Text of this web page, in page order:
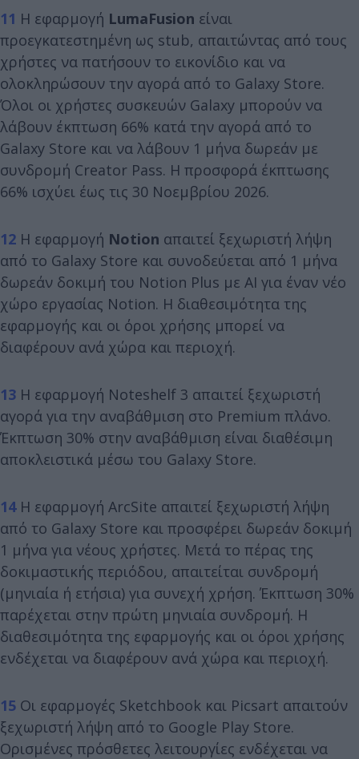
11 Η εφαρμογή LumaFusion είναι
προεγκατεστημένη ως stub, απαιτώντας από τους
χρήστες να πατήσουν το εικονίδιο και να
ολοκληρώσουν την αγορά από το Galaxy Store.
Όλοι οι χρήστες συσκευών Galaxy μπορούν να
λάβουν έκπτωση 66% κατά την αγορά από το
Galaxy Store και να λάβουν 1 μήνα δωρεάν με
συνδρομή Creator Pass. Η προσφορά έκπτωσης
66% ισχύει έως τις 30 Νοεμβρίου 2026.
12 Η εφαρμογή Notion απαιτεί ξεχωριστή λήψη
από το Galaxy Store και συνοδεύεται από 1 μήνα
δωρεάν δοκιμή του Notion Plus με AI για έναν νέο
χώρο εργασίας Notion. Η διαθεσιμότητα της
εφαρμογής και οι όροι χρήσης μπορεί να
διαφέρουν ανά χώρα και περιοχή.
13 Η εφαρμογή Noteshelf 3 απαιτεί ξεχωριστή
αγορά για την αναβάθμιση στο Premium πλάνο.
Έκπτωση 30% στην αναβάθμιση είναι διαθέσιμη
αποκλειστικά μέσω του Galaxy Store.
14Η εφαρμογή ArcSite απαιτεί ξεχωριστή λήψη
από το Galaxy Store και προσφέρει δωρεάν δοκιμή
1 μήνα για νέους χρήστες. Μετά το πέρας της
δοκιμαστικής περιόδου, απαιτείται συνδρομή
(μηνιαία ή ετήσια) για συνεχή χρήση. Έκπτωση 30%
παρέχεται στην πρώτη μηνιαία συνδρομή. Η
διαθεσιμότητα της εφαρμογής και οι όροι χρήσης
ενδέχεται να διαφέρουν ανά χώρα και περιοχή.
15 Οι εφαρμογές Sketchbook και Picsart απαιτούν
ξεχωριστή λήψη από το Google Play Store.
Ορισμένες πρόσθετες λειτουργίες ενδέχεται να